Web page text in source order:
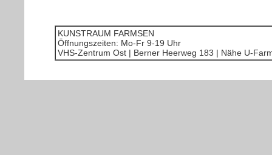
KUNSTRAUM FARMSEN
Öffnungszeiten: Mo-Fr 9-19 Uhr
VHS-Zentrum Ost | Berner Heerweg 183 | Nähe U-